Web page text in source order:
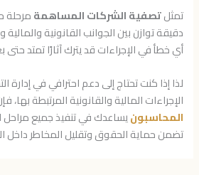
تمثلتصفية الشركات المساهمةمرحلة
دقيقة توازن بين الجوانب القانونية
أي خطأ في الإجراءات قد يترك آثارًا تمتد حتى
لذا إذا كنت تحتاج إلى دعم احترافي في إدارة
الإجراءات المالية والقانونية المرتبطة بها،
المحاسبونيساعدك في تنفيذ جميع
تضمن حماية الحقوق وتقليل المخاطر داخل